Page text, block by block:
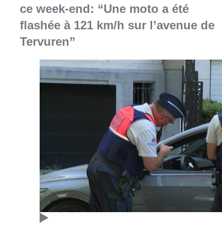
ce week-end: “Une moto a été
flashée à 121 km/h sur l’avenue de
Tervuren”